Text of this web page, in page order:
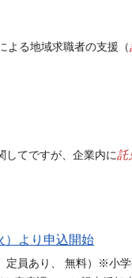
よる地域求職者の支援（
してですが、企業内に託
）より申込開始
定員あり、 無料）※小